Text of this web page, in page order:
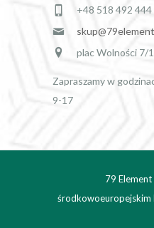
+48 518 492 444
plac Wolności 7/
Zapraszamy w
9-17
79 Element
środkowoeuropejskim